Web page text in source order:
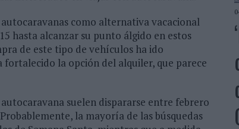
como alternativa vacacional
hasta alcanzar su punto álgido en estos
de este tipo de vehículos ha ido
la opción del alquiler, que parece
suelen dispararse entre febrero
la mayoría de las búsquedas